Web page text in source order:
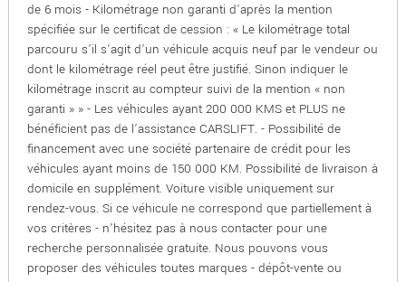
de 6 mois - Kilométrage non garanti d’après la mention
spécifiée sur le certificat de cession : « Le kilométrage total
parcouru s’il s’agit d’un véhicule acquis neuf par le vendeur ou
dont le kilométrage réel peut être justifié. Sinon indiquer le
kilométrage inscrit au compteur suivi de la mention « non
garanti » » - Les véhicules ayant 200 000 KMS et PLUS ne
bénéficient pas de l’assistance CARSLIFT. - Possibilité de
financement avec une société partenaire de crédit pour les
véhicules ayant moins de 150 000 KM. Possibilité de livraison à
domicile en supplément. Voiture visible uniquement sur
rendez-vous. Si ce véhicule ne correspond que partiellement à
vos critères - n'hésitez pas à nous contacter pour une
recherche personnalisée gratuite. Nous pouvons vous
proposer des véhicules toutes marques - dépôt-vente ou